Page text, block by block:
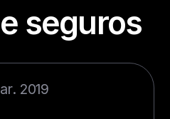
seguros
2019